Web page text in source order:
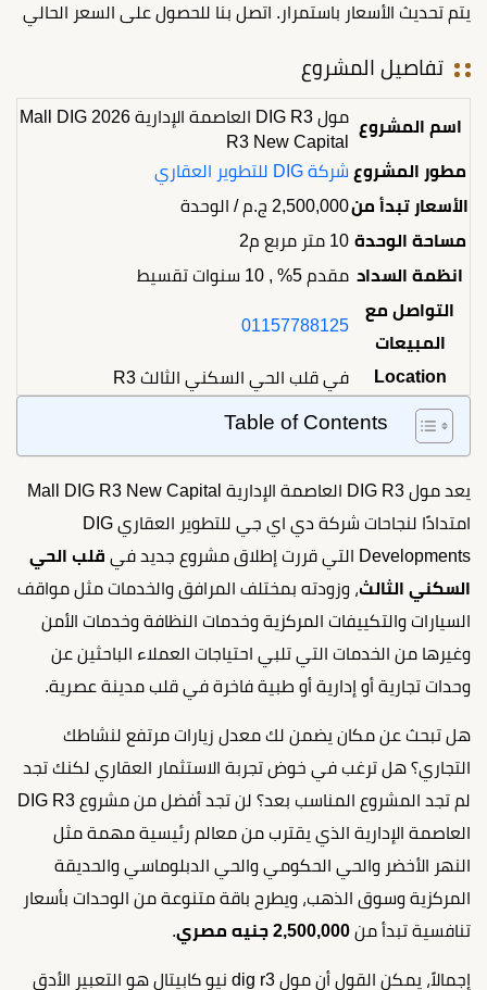
يتم تحديث الأسعار باستمرار. اتصل بنا للحصول على السعر الحالي
تفاصيل المشروع
اسم المشروع
مول DIG R3 العاصمة الإدارية 2026 Mall DIG
R3 New Capital
مطور المشروع شركة DIG للتطوير العقاري
الأسعار تبدأ من2,500,000 ج.م / الوحدة
مساحة الوحدة 10 متر مربع م2
انظمة السداد مقدم 5% , 10 سنوات تقسيط
التواصل مع
المبيعات
01157788125
Location في قلب الحي السكني الثالث R3
Table of Contents
يعد مول DIG R3 العاصمة الإدارية Mall DIG R3 New Capital
امتدادًا لنجاحات شركة دي اي جي للتطوير العقاري DIG
Developments التي قررت إطلاق مشروع جديد في
قلب الحي
السكني الثالث، وزودته بمختلف المرافق والخدمات مثل مواقف
السيارات والتكييفات المركزية وخدمات النظافة وخدمات الأمن
وغيرها من الخدمات التي تلبي احتياجات العملاء الباحثين عن
وحدات تجارية أو إدارية أو طبية فاخرة في قلب مدينة عصرية.
هل تبحث عن مكان يضمن لك معدل زيارات مرتفع لنشاطك
التجاري؟ هل ترغب في خوض تجربة الاستثمار العقاري لكنك تجد
لم تجد المشروع المناسب بعد؟ لن تجد أفضل من مشروع DIG R3
العاصمة الإدارية الذي يقترب من معالم رئيسية مهمة مثل
النهر الأخضر والحي الحكومي والحي الدبلوماسي والحديقة
المركزية وسوق الذهب، ويطرح باقة متنوعة من الوحدات بأسعار
تنافسية تبدأ من 2,500,000 جنيه مصري .
إجمالاً، يمكن القول أن مول dig r3 نيو كابيتال هو التعبير الأدق